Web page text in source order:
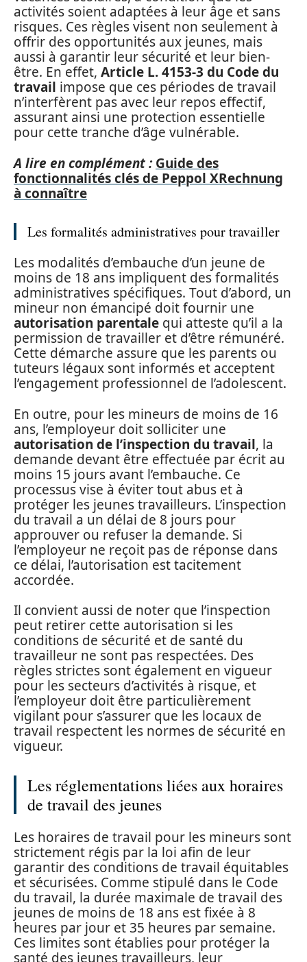
activités soient adaptées à leur âge et sans
risques. Ces règles visent non seulement à
offrir des opportunités aux jeunes, mais
aussi à garantir leur sécurité et leur bien-
être. En effet, Article L. 4153-3 du Code du
travail impose que ces périodes de travail
n’interfèrent pas avec leur repos effectif,
assurant ainsi une protection essentielle
pour cette tranche d’âge vulnérable.
A lire en complément : Guide des
fonctionnalités clés de Peppol XRechnung
à connaître
Les formalités administratives pour travailler
Les modalités d’embauche d’un jeune de
moins de 18 ans impliquent des formalités
administratives spécifiques. Tout d’abord, un
mineur non émancipé doit fournir une
autorisation parentale qui atteste qu’il a la
permission de travailler et d’être rémunéré.
Cette démarche assure que les parents ou
tuteurs légaux sont informés et acceptent
l’engagement professionnel de l’adolescent.
En outre, pour les mineurs de moins de 16
ans, l’employeur doit solliciter une
autorisation de l’inspection du travail, la
demande devant être effectuée par écrit au
moins 15 jours avant l’embauche. Ce
processus vise à éviter tout abus et à
protéger les jeunes travailleurs. L’inspection
du travail a un délai de 8 jours pour
approuver ou refuser la demande. Si
l’employeur ne reçoit pas de réponse dans
ce délai, l’autorisation est tacitement
accordée.
Il convient aussi de noter que l’inspection
peut retirer cette autorisation si les
conditions de sécurité et de santé du
travailleur ne sont pas respectées. Des
règles strictes sont également en vigueur
pour les secteurs d’activités à risque, et
l’employeur doit être particulièrement
vigilant pour s’assurer que les locaux de
travail respectent les normes de sécurité en
vigueur.
Les réglementations liées aux horaires
de travail des jeunes
Les horaires de travail pour les mineurs sont
strictement régis par la loi afin de leur
garantir des conditions de travail équitables
et sécurisées. Comme stipulé dans le Code
du travail, la durée maximale de travail des
jeunes de moins de 18 ans est fixée à 8
heures par jour et 35 heures par semaine.
Ces limites sont établies pour protéger la
santé des jeunes travailleurs, leur